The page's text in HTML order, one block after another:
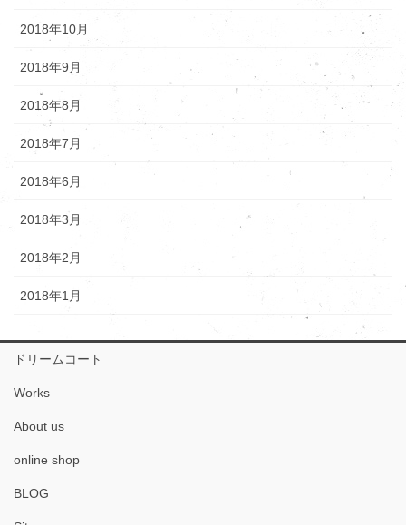
2018年10月
2018年9月
2018年8月
2018年7月
2018年6月
2018年3月
2018年2月
2018年1月
ドリームコート
Works
About us
online shop
BLOG